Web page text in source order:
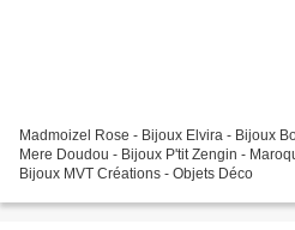
Madmoizel Rose - Bijoux Elvira - Bijoux
Mere Doudou - Bijoux P'tit Zengin -
Bijoux MVT Créations - Objets Déco